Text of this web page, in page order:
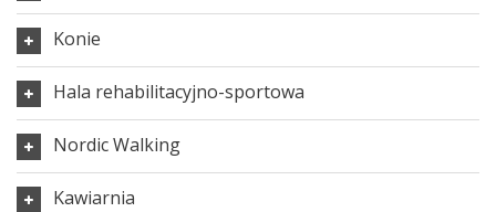
Konie
Hala rehabilitacyjno-sportowa
Nordic Walking
Kawiarnia